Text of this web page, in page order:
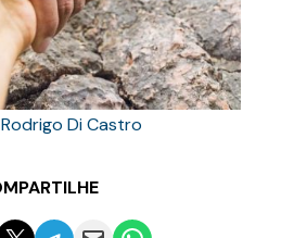
Di Castro